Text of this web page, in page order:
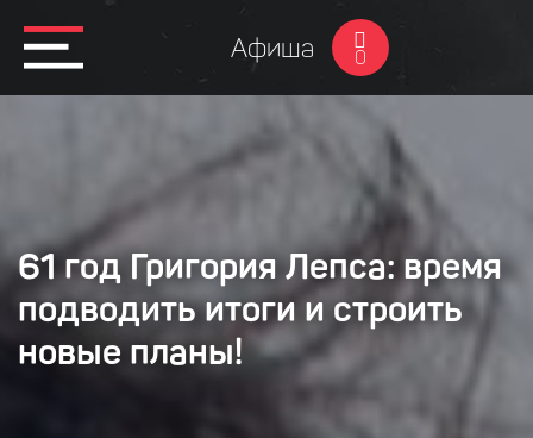
Афиша 0
61 год Григория Лепса: время
подводить итоги и строить
новые планы!